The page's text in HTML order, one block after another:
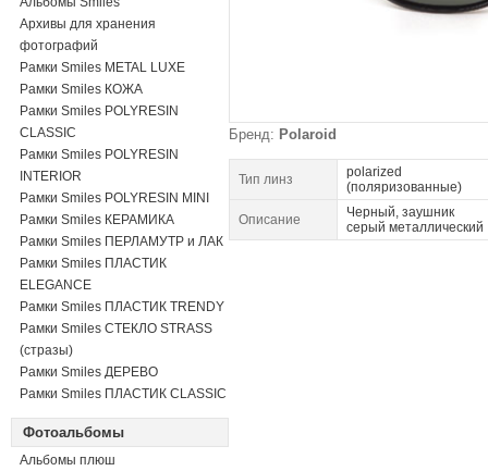
Архивы для хранения
фотографий
Рамки Smiles METAL LUXE
Рамки Smiles КОЖА
Рамки Smiles POLYRESIN
CLASSIC
Рамки Smiles POLYRESIN
INTERIOR
Рамки Smiles POLYRESIN MINI
Рамки Smiles КЕРАМИКА
Рамки Smiles ПЕРЛАМУТР и ЛАК
Рамки Smiles ПЛАСТИК
ELEGANCE
Рамки Smiles ПЛАСТИК TRENDY
Рамки Smiles СТЕКЛО STRASS
(стразы)
Рамки Smiles ДЕРЕВО
Рамки Smiles ПЛАСТИК CLASSIC
Фотоальбомы
Альбомы плюш
Бренд: Polaroid
Тип линз
polarized
(поляризованные)
Описание
Черный, заушник
серый металлический